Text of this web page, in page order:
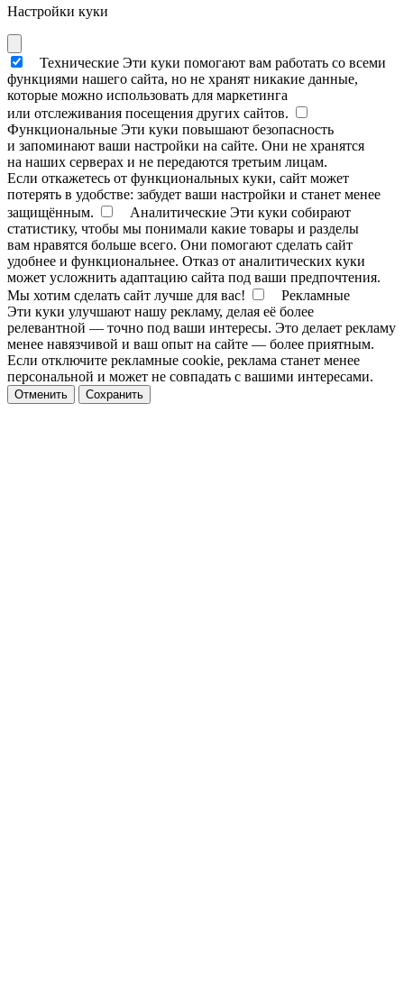
Настройки куки
Технические Эти куки помогают вам работать со всеми
функциями нашего сайта, но не хранят никакие данные,
которые можно использовать для маркетинга
или отслеживания посещения других сайтов.
Функциональные Эти куки повышают безопасность
и запоминают ваши настройки на сайте. Они не хранятся
на наших серверах и не передаются третьим лицам.
Если откажетесь от функциональных куки, сайт может
потерять в удобстве: забудет ваши настройки и станет менее
защищённым.
Аналитические Эти куки собирают
статистику, чтобы мы понимали какие товары и разделы
вам нравятся больше всего. Они помогают сделать сайт
удобнее и функциональнее. Отказ от аналитических куки
может усложнить адаптацию сайта под ваши предпочтения.
Мы хотим сделать сайт лучше для вас!
Рекламные
Эти куки улучшают нашу рекламу, делая её более
релевантной — точно под ваши интересы. Это делает рекламу
менее навязчивой и ваш опыт на сайте — более приятным.
Если отключите рекламные cookie, реклама станет менее
персональной и может не совпадать с вашими интересами.
Отменить Сохранить